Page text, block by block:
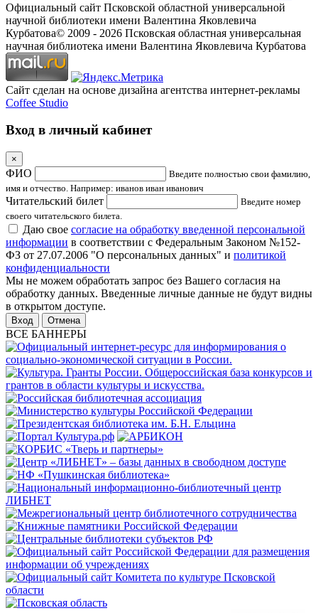
Официальный сайт Псковской областной универсальной
научной библиотеки имени Валентина Яковлевича
Курбатова© 2009 - 2026 Псковская областная универсальная
научная библиотека имени Валентина Яковлевича Курбатова
Сайт сделан на основе дизайна агентства интернет-рекламы
Coffee Studio
Вход в личный кабинет
×
ФИО
Введите полностью свои фамилию,
имя и отчество. Например: иванов иван иванович
Читательский билет
Введите номер
своего читательского билета.
Даю свое согласие на обработку введенной персональной
информации в соответствии с Федеральным Законом №152-
ФЗ от 27.07.2006 "О персональных данных" и политикой
конфиденциальности
Мы не можем обработать запрос без Вашего согласия на
обработку данных. Введенные личные данные не будут видны
в открытом доступе.
Отмена
ВСЕ БАННЕРЫ